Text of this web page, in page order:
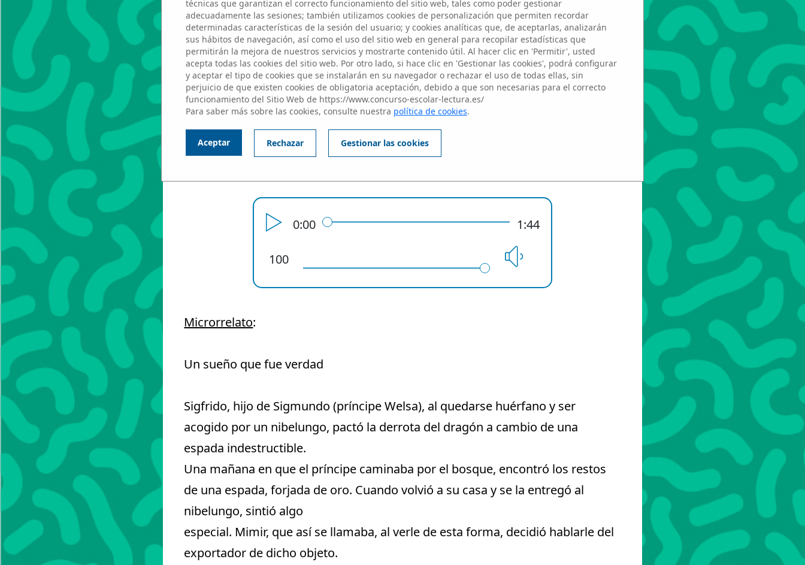
MONTE TABOR
InÉs Rallo Barañano
Profesor: Elena Barañano Muñoz
2º ESO - Aula: 2°ESO-C
0:00 1:44
100
Microrrelato:
Un sueño que fue verdad
Sigfrido, hijo de Sigmundo (príncipe Welsa), al quedarse huérfano y ser
acogido por un nibelungo, pactó la derrota del dragón a cambio de una
espada indestructible.
Una mañana en que el príncipe caminaba por el bosque, encontró los restos
de una espada, forjada de oro. Cuando volvió a su casa y se la entregó al
nibelungo, sintió algo
especial. Mimir, que así se llamaba, al verle de esta forma, decidió hablarle del
exportador de dicho objeto.
técnicas que garantizan el correcto funcionamiento del sitio web, tales como poder gestionar
adecuadamente las sesiones; también utilizamos cookies de personalización que permiten recordar
determinadas características de la sesión del usuario; y cookies analíticas que, de aceptarlas, analizarán
sus hábitos de navegación, así como el uso del sitio web en general para recopilar estadísticas que
permitirán la mejora de nuestros servicios y mostrarte contenido útil. Al hacer clic en 'Permitir', usted
acepta todas las cookies del sitio web. Por otro lado, si hace clic en 'Gestionar las cookies', podrá configurar
y aceptar el tipo de cookies que se instalarán en su navegador o rechazar el uso de todas ellas, sin
perjuicio de que existen cookies de obligatoria aceptación, debido a que son necesarias para el correcto
funcionamiento del Sitio Web de https://www.concurso-escolar-lectura.es/
Para saber más sobre las cookies, consulte nuestra política de cookies.
Aceptar Rechazar Gestionar las cookies